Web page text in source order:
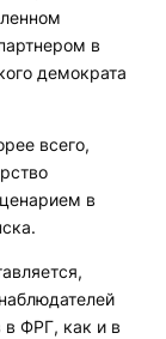
в
демократа
всего,
в
в ФРГ, как и в